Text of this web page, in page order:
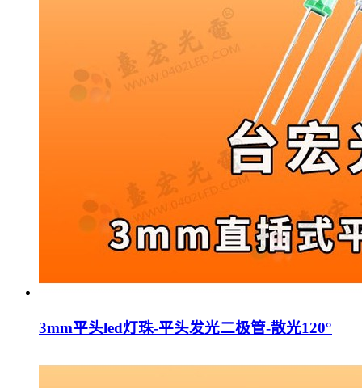
3mm平头led灯珠-平头发光二极管-散光120°